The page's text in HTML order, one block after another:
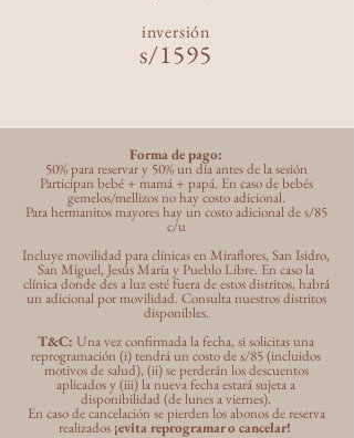
inversión
s/1595
Forma de pago:
50% para reservar y 50% un día antes de la sesión
Participan bebé + mamá + papá. En caso de bebés
gemelos/mellizos no hay costo adicional.
Para hermanitos mayores hay un costo adicional de s/85
c/u
Incluye movilidad para clínicas en Miraflores, San Isidro,
San Miguel, Jesús María y Pueblo Libre. En caso la
clínica donde des a luz esté fuera de estos distritos, habrá
un adicional por movilidad. Consulta nuestros distritos
disponibles.
T&C: Una vez confirmada la fecha, si solicitas una
reprogramación (i) tendrá un costo de s/85 (incluidos
motivos de salud), (ii) se perderán los descuentos
aplicados y (iii) la nueva fecha estará sujeta a
disponibilidad (de lunes a viernes).
En caso de cancelación se pierden los abonos de reserva
realizados¡evita reprogramar o cancelar!